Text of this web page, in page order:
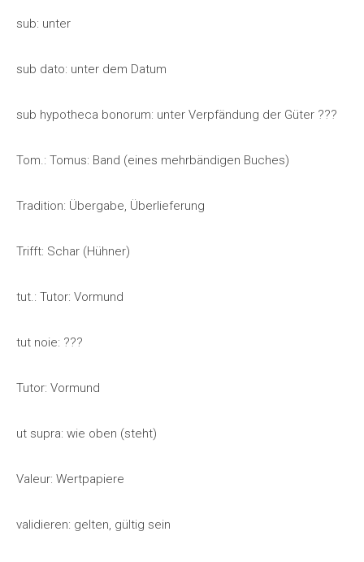
sub: unter
sub dato: unter dem Datum
sub hypotheca bonorum: unter Verpfändung der Güter ???
Tom.: Tomus: Band (eines mehrbändigen Buches)
Tradition: Übergabe, Überlieferung
Trifft: Schar (Hühner)
tut.: Tutor: Vormund
tut noie: ???
Tutor: Vormund
ut supra: wie oben (steht)
Valeur: Wertpapiere
validieren: gelten, gültig sein